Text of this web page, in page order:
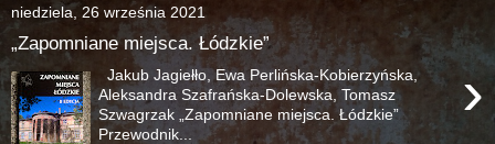
niedziela, 26 września 2021
„Zapomniane miejsca. Łódzkie”
›
Jakub Jagiełło, Ewa Perlińska-Kobierzyńska,
Aleksandra Szafrańska-Dolewska, Tomasz
Szwagrzak „Zapomniane miejsca. Łódzkie”
Przewodnik...